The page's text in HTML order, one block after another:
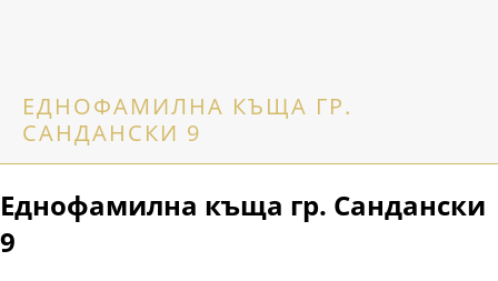
ЕДНОФАМИЛНА КЪЩА ГР.
САНДАНСКИ 9
Еднофамилна къща гр. Сандански
9